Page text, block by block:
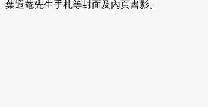
遐菴先生手札等封面及內頁書影。